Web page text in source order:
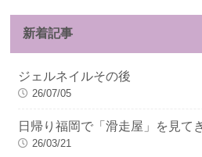
新着記事
ジェルネイルその後
26/07/05
日帰り福岡で「滑走屋」を見
26/03/21